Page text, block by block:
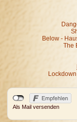
Below -
The
Als Mail versenden